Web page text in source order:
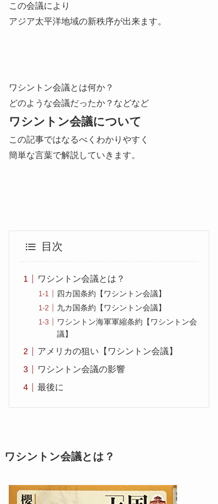
この会議により
アジア太平洋地域の新秩序が出来ます。
ワシントン会議とは何か？
どのような会議だったか？などなど
ワシントン会議について
この記事ではなるべくわかりやすく
簡単な言葉で解説していきます。
目次
ワシントン会議とは？
四カ国条約【ワシントン会議】
九カ国条約【ワシントン会議】
ワシントン海軍軍縮条約【ワシントン会
議】
アメリカの狙い【ワシントン会議】
ワシントン会議の影響
最後に
ワシントン会議とは？